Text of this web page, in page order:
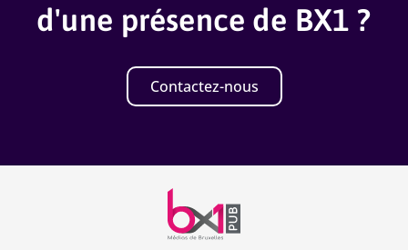
d'une présence de BX1 ?
Contactez-nous